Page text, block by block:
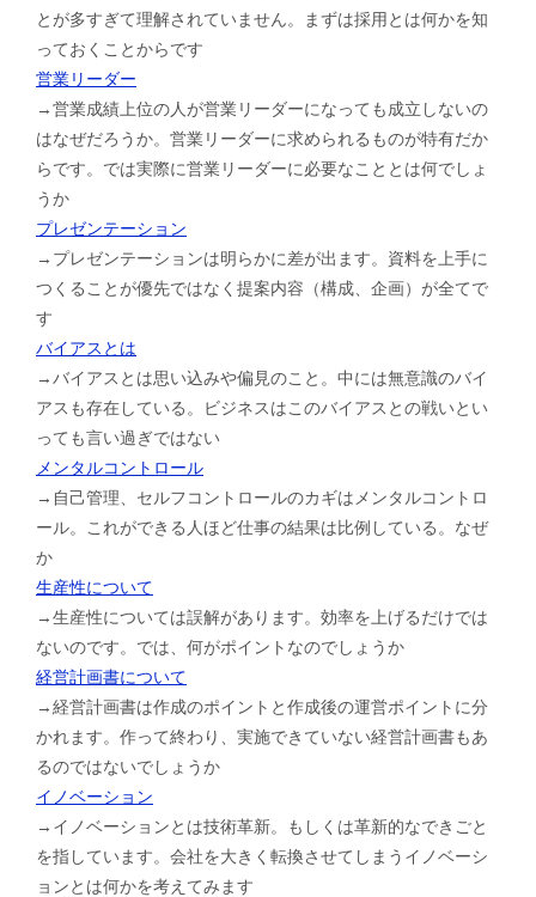
とが多すぎて理解されていません。まずは採用とは何かを知
っておくことからです
営業リーダー
→営業成績上位の人が営業リーダーになっても成立しないの
はなぜだろうか。営業リーダーに求められるものが特有だか
らです。では実際に営業リーダーに必要なこととは何でしょ
うか
プレゼンテーション
→プレゼンテーションは明らかに差が出ます。資料を上手に
つくることが優先ではなく提案内容（構成、企画）が全てで
す
バイアスとは
→バイアスとは思い込みや偏見のこと。中には無意識のバイ
アスも存在している。ビジネスはこのバイアスとの戦いとい
っても言い過ぎではない
メンタルコントロール
→自己管理、セルフコントロールのカギはメンタルコントロ
ール。これができる人ほど仕事の結果は比例している。なぜ
か
生産性について
→生産性については誤解があります。効率を上げるだけでは
ないのです。では、何がポイントなのでしょうか
経営計画書について
→経営計画書は作成のポイントと作成後の運営ポイントに分
かれます。作って終わり、実施できていない経営計画書もあ
るのではないでしょうか
イノベーション
→イノベーションとは技術革新。もしくは革新的なできごと
を指しています。会社を大きく転換させてしまうイノベーシ
ョンとは何かを考えてみます